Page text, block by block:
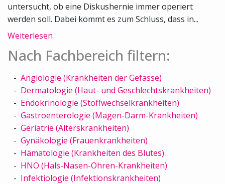
untersucht, ob eine Diskushernie immer operiert
werden soll. Dabei kommt es zum Schluss, dass in...
Weiterlesen
Nach Fachbereich filtern:
Angiologie (Krankheiten der Gefässe)
Dermatologie (Haut- und Geschlechtskrankheiten)
Endokrinologie (Stoffwechselkrankheiten)
Gastroenterologie (Magen-Darm-Krankheiten)
Geriatrie (Alterskrankheiten)
Gynäkologie (Frauenkrankheiten)
Hämatologie (Krankheiten des Blutes)
HNO (Hals-Nasen-Ohren-Krankheiten)
Infektiologie (Infektionskrankheiten)